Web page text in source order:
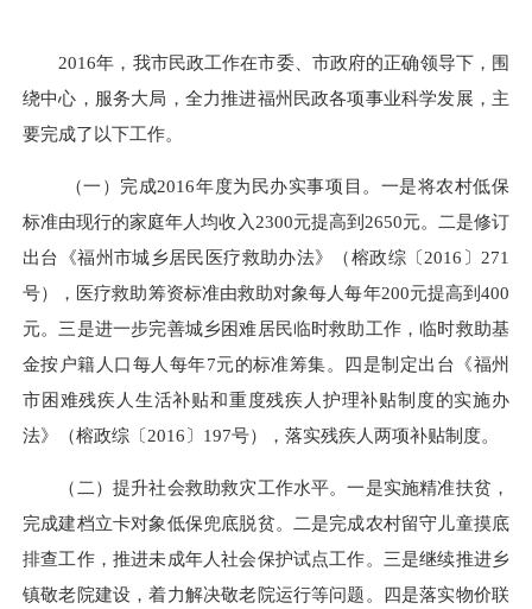
2016年，我市民政工作在市委、市政府的正确领导下，围
绕中心，服务大局，全力推进福州民政各项事业科学发展，主
要完成了以下工作。
（一）完成2016年度为民办实事项目。 一是将农村低保
标准由现行的家庭年人均收入2300元提高到2650元。二是修订
出台《福州市城乡居民医疗救助办法》（榕政综〔2016〕271
号），医疗救助筹资标准由救助对象每人每年200元提高到400
元。三是进一步完善城乡困难居民临时救助工作，临时救助基
金按户籍人口每人每年7元的标准筹集。四是制定出台《福州
市困难残疾人生活补贴和重度残疾人护理补贴制度的实施办
法》（榕政综〔2016〕197号） ，落实残疾人两项补贴制度。
（二）提升社会救助救灾工作水平。一是实施精准扶贫，
完成建档立卡对象低保兜底脱贫。二是完成农村留守儿童摸底
排查工作， 推进未成年人社会保护试点工作。 三是继续推进乡
镇敬老院建设 ，着力解决敬老院运行等问题。四是落实物价联